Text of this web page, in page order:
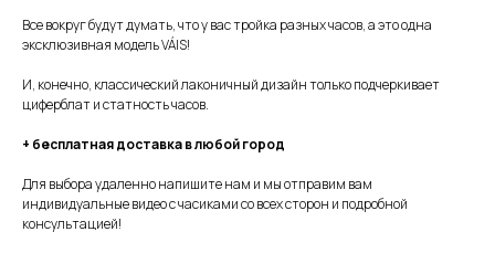
Все вокруг будут думать, что у вас тройка разных часов, а это одна
эксклюзивная модель VÁIS!
И, конечно, классический лаконичный дизайн только подчеркивает
циферблат и статность часов.
+ бесплатная доставка в любой город
Для выбора удаленно напишите нам и мы отправим вам
индивидуальные видео с часиками со всех сторон и подробной
консультацией!